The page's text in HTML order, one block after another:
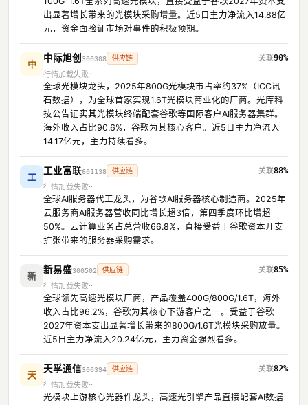
出显著增长带来的光模块采购增量。近5日主力净流入14.88亿
元，资金面验证市场对事件的积极预期。
中
中际旭创 300308 供应链
90%
行情加载失败
全球光模块龙头，2025年800G光模块市占率约37%（ICC讯
石数据），为全球首家实现1.6T光模块商业化的厂商。光库科
技公告证实其光模块终端配套谷歌等国际客户AI服务器集群。
海外收入占比90.6%，谷歌为其核心客户。近5日主力净流入
14.17亿元，主力持续看多。
工
工业富联601138 供应链
88%
行情加载失败
全球AI服务器代工龙头，为谷歌AI服务器核心制造商。2025年
云服务商AI服务器营收同比增长超3倍，第四季度环比增超
50%。云计算业务占总营收66.8%，直接受益于谷歌资本开支
扩张带来的服务器采购需求。
新
新易盛300502 供应链
85%
行情加载失败
全球领先高速光模块厂商，产品覆盖400G/800G/1.6T，海外
收入占比96.2%，谷歌为其核心下游客户之一。受益于谷歌
2027年资本支出显著增长带来的800G/1.6T光模块采购放量。
近5日主力净流入20.24亿元，主力资金强烈看多。
天
天孚通信300394 供应链
82%
行情加载失败
光模块上游核心光器件龙头，高速光引擎产品直接配套AI数据